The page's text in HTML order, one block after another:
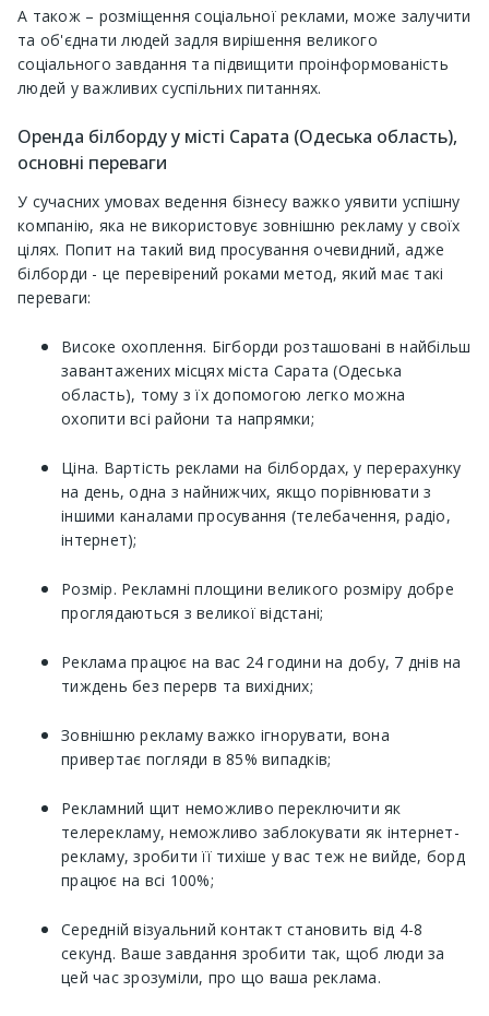
А також – розміщення соціальної реклами, може залучити
та об'єднати людей задля вирішення великого
соціального завдання та підвищити проінформованість
людей у ​​важливих суспільних питаннях.
Оренда білборду у місті Сарата (Одеська область),
основні переваги
У сучасних умовах ведення бізнесу важко уявити успішну
компанію, яка не використовує зовнішню рекламу у своїх
цілях. Попит на такий вид просування очевидний, адже
білборди - це перевірений роками метод, який має такі
переваги:
Високе охоплення. Бігборди розташовані в найбільш
завантажених місцях міста Сарата (Одеська
область), тому з їх допомогою легко можна
охопити всі райони та напрямки;
Ціна. Вартість реклами на білбордах, у перерахунку
на день, одна з найнижчих, якщо порівнювати з
іншими каналами просування (телебачення, радіо,
інтернет);
Розмір. Рекламні площини великого розміру добре
проглядаються з великої відстані;
Реклама працює на вас 24 години на добу, 7 днів на
тиждень без перерв та вихідних;
Зовнішню рекламу важко ігнорувати, вона
привертає погляди в 85% випадків;
Рекламний щит неможливо переключити як
телерекламу, неможливо заблокувати як інтернет-
рекламу, зробити її тихіше у вас теж не вийде, борд
працює на всі 100%;
Середній візуальний контакт становить від 4-8
секунд. Ваше завдання зробити так, щоб люди за
цей час зрозуміли, про що ваша реклама.